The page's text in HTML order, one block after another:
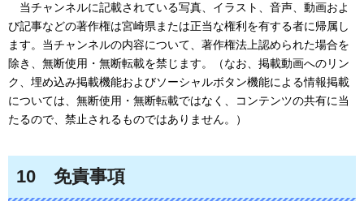
当チャンネルに記載されている写真、イラスト、音声、動画およ
び記事などの著作権は宮崎県または正当な権利を有する者に帰属し
ます。当チャンネルの内容について、著作権法上認められた場合を
除き、無断使用・無断転載を禁じます。（なお、掲載動画へのリン
ク、埋め込み掲載機能およびソーシャルボタン機能による情報掲載
については、無断使用・無断転載ではなく、コンテンツの共有に当
たるので、禁止されるものではありません。）
10 免責事項